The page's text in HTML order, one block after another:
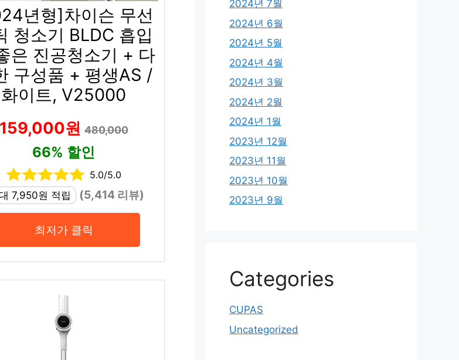
년형]차이슨 무선
청소기 BLDC 흡입
은 진공청소기 + 다
구성품 + 평생AS /
화이트, V25000
159,000원480,000
66% 할인
5.0/5.0
7,950원 적립
(5,414 리뷰)
최저가 클릭
2024년 7월
2024년 6월
2024년 5월
2024년 4월
2024년 3월
2024년 2월
2024년 1월
2023년 12월
2023년 11월
2023년 10월
2023년 9월
Categories
CUPAS
Uncategorized